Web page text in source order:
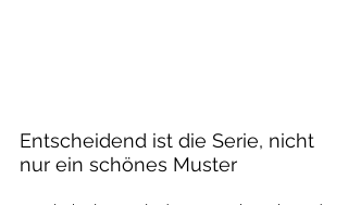
Entscheidend ist die Serie, nicht
nur ein schönes Muster